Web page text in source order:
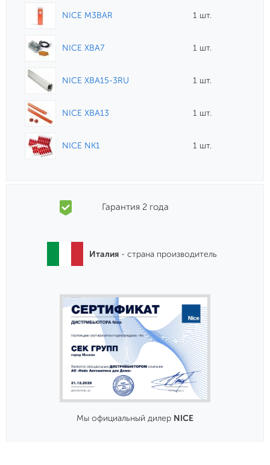
NICE M3BAR 1 шт.
NICE XBA7 1 шт.
NICE XBA15-3RU 1 шт.
NICE XBA13 1 шт.
NICE NK1 1 шт.
Гарантия 2 года
Италия - страна производитель
Мы официальный дилер NICE